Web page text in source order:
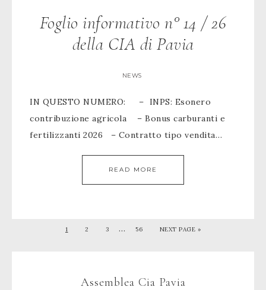
Foglio informativo n° 14 / 26
della CIA di Pavia
NEWS
IN QUESTO NUMERO: – INPS: Esonero
contribuzione agricola – Bonus carburanti e
fertilizzanti 2026 – Contratto tipo vendita…
READ MORE
1 2 3 … 56 NEXT PAGE »
Assemblea Cia Pavia